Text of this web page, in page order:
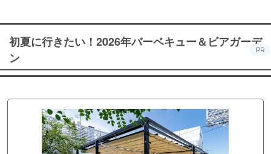
初夏に行きたい！2026年バーベキュー＆ビアガーデ
ン
PR